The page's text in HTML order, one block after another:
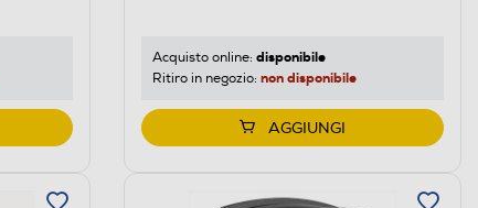
Acquisto online: disponibile
Ritiro in negozio: non disponibile
AGGIUNGI